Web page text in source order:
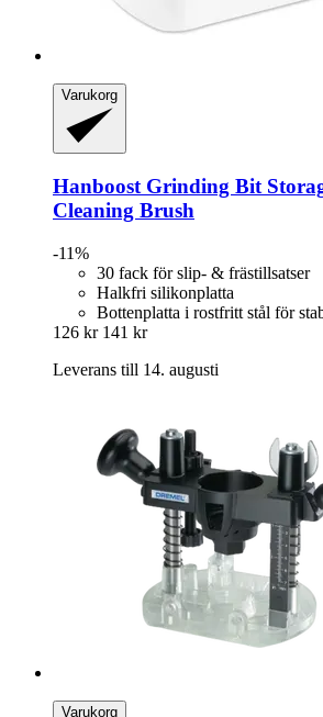
Varukorg
Hanboost Grinding Bit
Cleaning Brush
-11%
30 fack för slip- & frästillsatser
Halkfri silikonplatta
Bottenplatta i rostfritt stål för
126 kr 141 kr
Leverans till 14. augusti
Varukorg